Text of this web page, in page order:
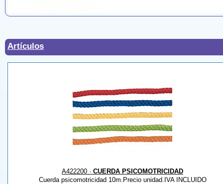
Artículos
A422200 · CUERDA PSICOMOTRICIDAD
Cuerda psicomotricidad 10m.Precio unidad.IVA INCLUIDO